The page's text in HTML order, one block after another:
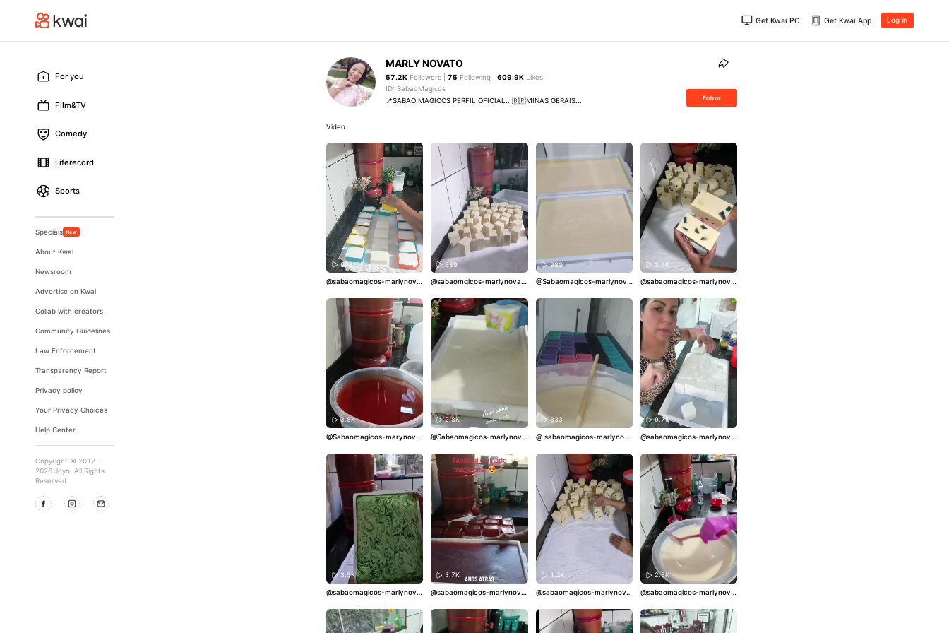
Get Kwai PC Get Kwai App Log in
For you
Film&TV
Comedy
Liferecord
Sports
Specials New
About Kwai
Newsroom
Advertise on Kwai
Collab with creators
Community Guidelines
Law Enforcement
Transparency Report
Privacy policy
Your Privacy Choices
Help Center
Copyright © 2012-
2026 Joyo. All Rights
Reserved.
MARLY NOVATO
57.2K Followers |75 Following |609.9K Likes
ID: SabaoMagicos
📍SABÃO MAGICOS PERFIL OFICIAL.. 🇧🇷MINAS GERAIS...
Follow
Video
699
@sabaomagicos-marlynova
eSabao #SabaoArtesanal #S
abaoPotente #SabaoEcono
mico
539
@sabaomgicos-marlynovat
abaocaseiro #sabaoartesan
al #gorduradeporco
982
@Sabaomagicos-marlynova
abaoCaseiro #ReceitaDeSab
#SabaoArtesanal
3.4K
@sabaomagicos-marlynova
mOleoUsado #SabaoMagico
s
#SabaoArtesanal
3.8K
@Sabaomagicos-marynovat
ergenteConcentrado #Limp
ezaPesada
#ReceitasCaseir
as
2.8K
@Sabaomagicos-marlynova
abaoCaseiro #SabaoMagico
s #ReceitaDeSabao
833
@ sabaomagicos-marlynova
asso #SabaoClareador #Sab
aoComOleoUsado #Receita
Caseira
9.7K
@sabaomagicos-marlynova
tesanal #DicasDeSabão #Re
ceitasCaseiras
#FaçaVocêM
esmo
3.5K
@sabaomagicos-marlynova
Caseiro #ReceitaCompleta
3.7K
@sabaomagicos-marlynova
oCaseiro #ReceitaCaseira #
SabãoEmBarra #FaçaVocêM
esmo
1.2K
@sabaomagicos-marlynova
aDeSabão #SabãoEmBarra
#DicasDeLimpeza
2.5K
@sabaomagicos-marlynova
asso #SabaoDeBicarbonato
#AguaOxigenada